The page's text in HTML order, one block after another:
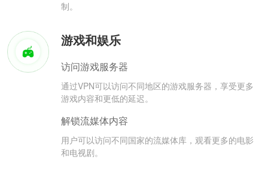
制。
游戏和娱乐
访问游戏服务器
通过VPN可以访问不同地区的游戏服务器，享受更多
游戏内容和更低的延迟。
解锁流媒体内容
用户可以访问不同国家的流媒体库，观看更多的电影
和电视剧。